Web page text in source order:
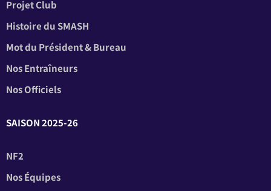
Projet Club
Histoire du SMASH
Mot du Président & Bureau
Nos Entraîneurs
Nos Officiels
SAISON 2025-26
NF2
Nos Équipes